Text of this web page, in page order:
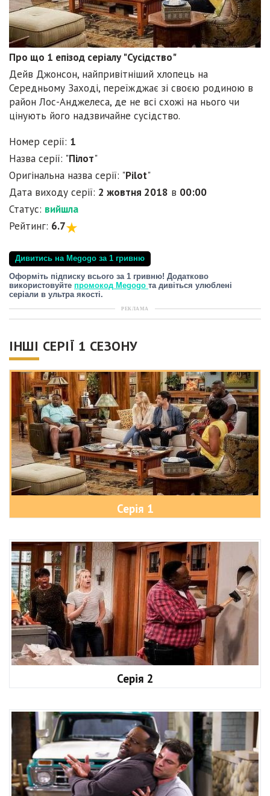
Про що 1 епізод серіалу "Сусідство"
Дейв Джонсон, найпривітніший хлопець на
Середньому Заході, переїжджає зі своєю родиною в
район Лос-Анджелеса, де не всі схожі на нього чи
цінують його надзвичайне сусідство.
Номер серії: 1
Назва серії: "Пілот"
Оригінальна назва серії: "Pilot"
Дата виходу серії: 2 жовтня 2018 в 00:00
Статус: вийшла
Рейтинг: 6.7
Дивитись на Megogo за 1 гривню
Оформіть підписку всього за 1 гривню! Додатково
використовуйте промокод Megogo та дивіться улюблені
серіали в ультра якості.
РЕКЛАМА
ІНШІ СЕРІЇ 1 СЕЗОНУ
Серія 1
Серія 2